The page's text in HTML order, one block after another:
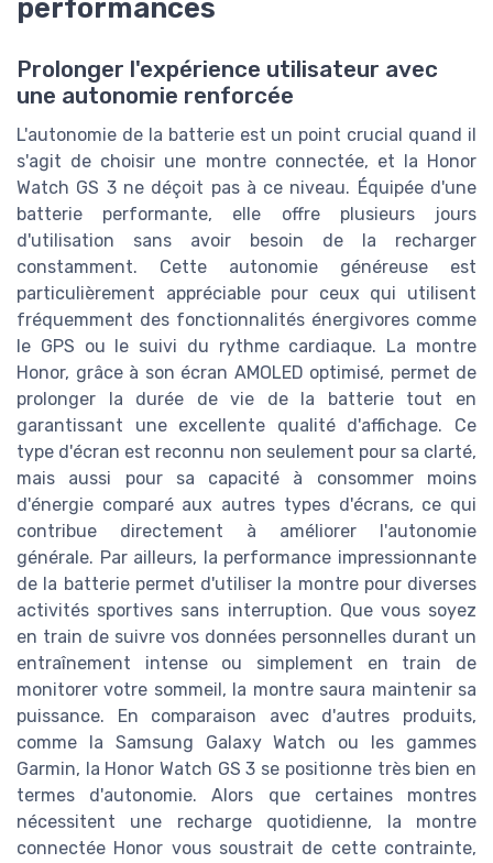
performances
Prolonger l'expérience utilisateur avec
une autonomie renforcée
L'autonomie de la batterie est un point crucial quand il
s'agit de choisir une montre connectée, et la Honor
Watch GS 3 ne déçoit pas à ce niveau. Équipée d'une
batterie performante, elle offre plusieurs jours
d'utilisation sans avoir besoin de la recharger
constamment. Cette autonomie généreuse est
particulièrement appréciable pour ceux qui utilisent
fréquemment des fonctionnalités énergivores comme
le GPS ou le suivi du rythme cardiaque. La montre
Honor, grâce à son écran AMOLED optimisé, permet de
prolonger la durée de vie de la batterie tout en
garantissant une excellente qualité d'affichage. Ce
type d'écran est reconnu non seulement pour sa clarté,
mais aussi pour sa capacité à consommer moins
d'énergie comparé aux autres types d'écrans, ce qui
contribue directement à améliorer l'autonomie
générale. Par ailleurs, la performance impressionnante
de la batterie permet d'utiliser la montre pour diverses
activités sportives sans interruption. Que vous soyez
en train de suivre vos données personnelles durant un
entraînement intense ou simplement en train de
monitorer votre sommeil, la montre saura maintenir sa
puissance. En comparaison avec d'autres produits,
comme la Samsung Galaxy Watch ou les gammes
Garmin, la Honor Watch GS 3 se positionne très bien en
termes d'autonomie. Alors que certaines montres
nécessitent une recharge quotidienne, la montre
connectée Honor vous soustrait de cette contrainte,